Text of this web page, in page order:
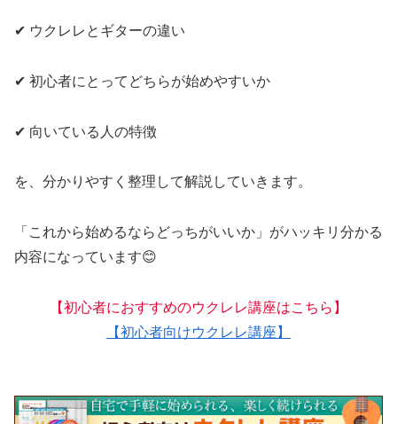
✔ ウクレレとギターの違い
✔ 初心者にとってどちらが始めやすいか
✔ 向いている人の特徴
を、分かりやすく整理して解説していきます。
「これから始めるならどっちがいいか」がハッキリ分かる
内容になっています😊
【初心者におすすめのウクレレ講座はこちら】
【初心者向けウクレレ講座】